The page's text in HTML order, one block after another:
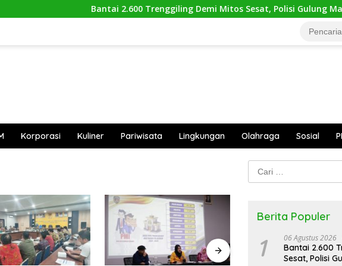
Bantai 2.600 Trenggiling Demi Mitos Sesat, Polisi Gulung Mafia
Korporasi Kuliner Pariwisata Lingkungan Olahraga Sosial
Cari
untuk:
Berita Populer
1 06 Agustus 2026
Bantai 2.600
Sesat, Polisi